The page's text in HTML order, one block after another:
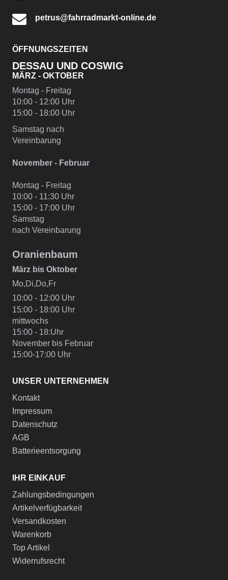
petrus@fahrradmarkt-online.de
ÖFFNUNGSZEITEN
DESSAU UND COSWIG
MÄRZ - OKTOBER
Montag - Freitag
10:00 - 12:00 Uhr
15:00 - 18:00 Uhr
Samstag nach
Vereinbarung
November - Februar
Montag - Freitag
10:00 - 11:30 Uhr
15:00 - 17:00 Uhr
Samstag
nach Vereinbarung
Oranienbaum
März bis Oktober
Mo,Di,Do,Fr
10:00 - 12:00 Uhr
15:00 - 18:00 Uhr
mittwochs
15:00 - 18:Uhr
November bis Februar
15:00-17:00 Uhr
UNSER UNTERNEHMEN
Kontakt
Impressum
Datenschutz
AGB
Batterieentsorgung
IHR EINKAUF
Zahlungsbedingungen
Artikelverfügbarkeit
Versandkosten
Warenkorb
Top Artikel
Widerrufsrecht